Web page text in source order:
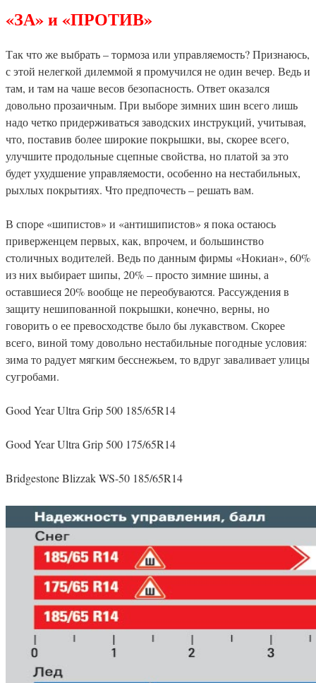
«ЗА» и «ПРОТИВ»
Так что же выбрать – тормоза или управляемость? Признаюсь,
с этой нелегкой дилеммой я промучился не один вечер. Ведь и
там, и там на чаше весов безопасность. Ответ оказался
довольно прозаичным. При выборе зимних шин всего лишь
надо четко придерживаться заводских инструкций, учитывая,
что, поставив более широкие покрышки, вы, скорее всего,
улучшите продольные сцепные свойства, но платой за это
будет ухудшение управляемости, особенно на нестабильных,
рыхлых покрытиях. Что предпочесть – решать вам.
В споре «шипистов» и «антишипистов» я пока остаюсь
приверженцем первых, как, впрочем, и большинство
столичных водителей. Ведь по данным фирмы «Нокиан», 60%
из них выбирает шипы, 20% – просто зимние шины, а
оставшиеся 20% вообще не переобуваются. Рассуждения в
защиту нешипованной покрышки, конечно, верны, но
говорить о ее превосходстве было бы лукавством. Скорее
всего, виной тому довольно нестабильные погодные условия:
зима то радует мягким бесснежьем, то вдруг заваливает улицы
сугробами.
Good Year Ultra Grip 500 185/65R14
Good Year Ultra Grip 500 175/65R14
Bridgestone Blizzak WS-50 185/65R14